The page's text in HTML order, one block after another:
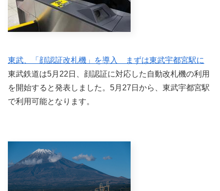
東武、「顔認証改札機」を導入 まずは東武宇都宮駅に
東武鉄道は5月22日、顔認証に対応した自動改札機の利用
を開始すると発表しました。5月27日から、東武宇都宮駅
で利用可能となります。